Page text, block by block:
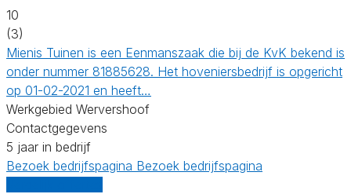
10
(3)
Mienis Tuinen is een Eenmanszaak die bij de KvK bekend is
onder nummer 81885628. Het hoveniersbedrijf is opgericht
op 01-02-2021 en heeft…
Werkgebied Wervershoof
Contactgegevens
5 jaar in bedrijf
Bezoek bedrijfspagina Bezoek bedrijfspagina